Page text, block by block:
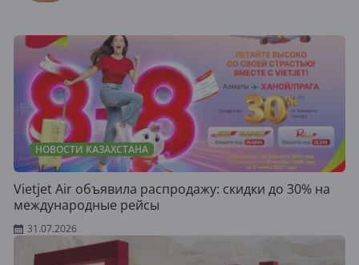
НОВОСТИ КАЗАХСТАНА
Vietjet Air объявила распродажу: скидки до 30% на
международные рейсы
31.07.2026